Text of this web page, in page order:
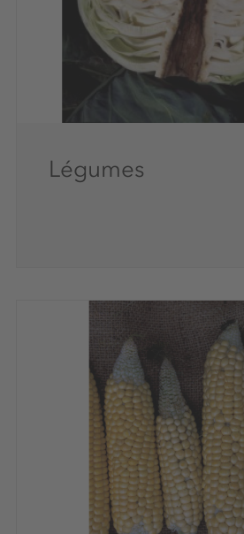
Légumes